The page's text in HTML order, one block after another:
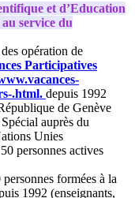
et d’Education
service du
opération de
Participatives
.html. depuis 1992
de Genève
auprès du
Unies
personnes actives
formées à la
1992 (enseignants,